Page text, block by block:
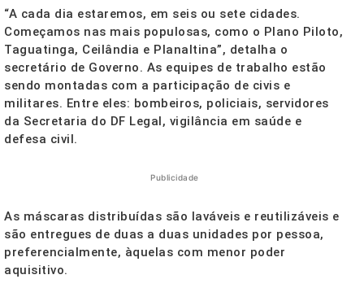
“A cada dia estaremos, em seis ou sete cidades.
Começamos nas mais populosas, como o Plano Piloto,
Taguatinga, Ceilândia e Planaltina”, detalha o
secretário de Governo. As equipes de trabalho estão
sendo montadas com a participação de civis e
militares. Entre eles: bombeiros, policiais, servidores
da Secretaria do DF Legal, vigilância em saúde e
defesa civil.
Publicidade
As máscaras distribuídas são laváveis e reutilizáveis e
são entregues de duas a duas unidades por pessoa,
preferencialmente, àquelas com menor poder
aquisitivo.